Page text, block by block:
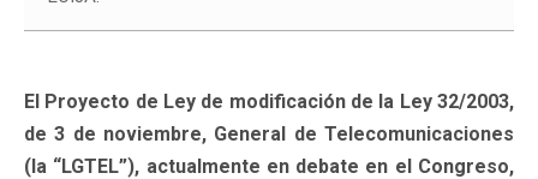
El Proyecto de Ley de modificación de la Ley 32/2003,
de 3 de noviembre, General de Telecomunicaciones
(la “LGTEL”), actualmente en debate en el Congreso,